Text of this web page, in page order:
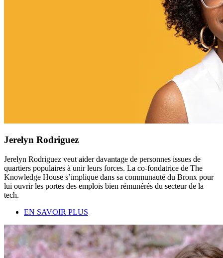
Jerelyn Rodriguez
Jerelyn Rodriguez veut aider davantage de personnes issues de
quartiers populaires à unir leurs forces. La co-fondatrice de The
Knowledge House s’implique dans sa communauté du Bronx pour
lui ouvrir les portes des emplois bien rémunérés du secteur de la
tech.
EN SAVOIR PLUS